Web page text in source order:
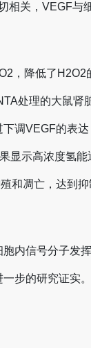
关，VEGF
，降低了
处理的大鼠
调VEGF的表
示高浓度氢
凋亡，达到
内信号分子发
步的研究证实。